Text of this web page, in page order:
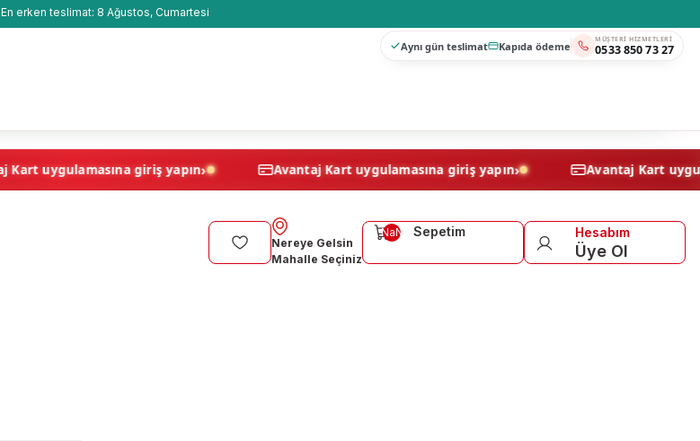
En erken teslimat: 8 Ağustos, Cumartesi
Aynı gün teslimat Kapıda ödeme MÜŞTERI HIZMETLERI
0533 850 73 27
Avantaj Kart uygulamasına giriş yapın › Avantaj Kart uygulamasına giriş yapın › Avantaj
Nereye Gelsin
Mahalle Seçiniz
Sepetim
NaN Hesabım
Üye Ol